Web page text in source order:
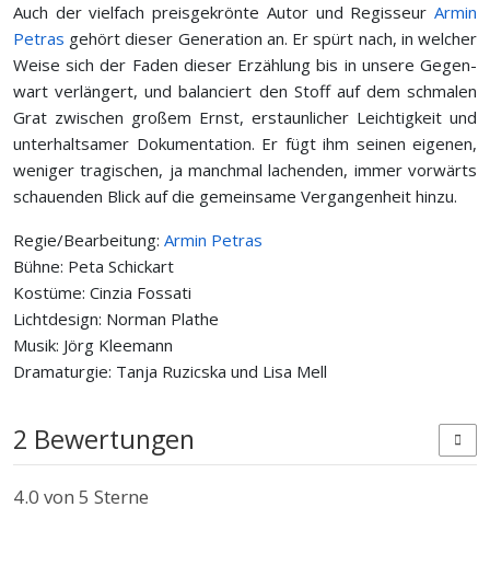
Auch der vielfach preisgekrönte Autor und Regisseur Armin
Petras gehört dieser Generation an. Er spürt nach, in welcher
Weise sich der Faden dieser Erzählung bis in unsere Gegen­
wart verlängert, und balanciert den Stoff auf dem schmalen
Grat zwischen großem Ernst, erstaunlicher Leichtigkeit und
unterhaltsamer Dokumentation. Er fügt ihm seinen eigenen,
weniger tragischen, ja manchmal lachenden, immer vorwärts
schauenden Blick auf die gemeinsame Vergangenheit hinzu.
Regie/Bearbeitung: Armin Petras
Bühne: Peta Schickart
Kostüme: Cinzia Fossati
Lichtdesign: Norman Plathe
Musik: Jörg Kleemann
Dramaturgie: Tanja Ruzicska und Lisa Mell
2 Bewertungen
4.0 von 5 Sterne